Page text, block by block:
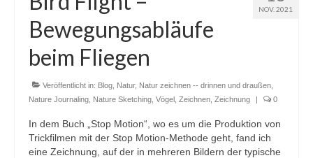
NOV. 2021
Bewegungsabläufe
beim Fliegen
Veröffentlicht in: Blog Natur, Natur zeichnen -- drinnen und draußen
Nature Journaling Nature Sketching Vögel Zeichnen Zeichnung | 0
In dem Buch „Stop Motion“, wo es um die Produktion von
Trickfilmen mit der Stop Motion-Methode geht, fand ich
eine Zeichnung, auf der in mehreren Bildern der typische